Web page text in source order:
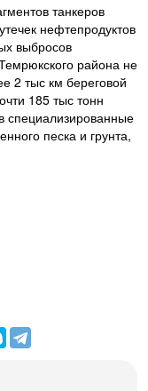
танкеров
нефтепродуктов
выбросов
района не
2 тыс км береговой
185 тыс тонн
специализированные
песка и грунта,